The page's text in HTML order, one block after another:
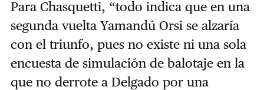
Para Chasquetti, “todo indica que en una
segunda vuelta Yamandú Orsi se alzaría
con el triunfo, pues no existe ni una sola
encuesta de simulación de balotaje en la
que no derrote a Delgado por una